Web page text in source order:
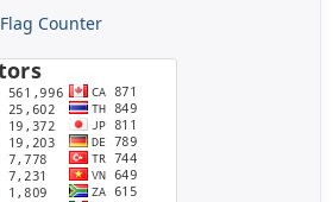
Flag Counter